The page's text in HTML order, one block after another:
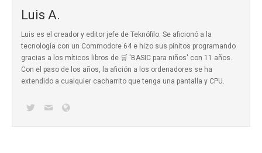
Luis A.
Luis es el creador y editor jefe de Teknófilo. Se aficionó a la
tecnología con un Commodore 64 e hizo sus pinitos programando
gracias a los míticos libros de 🛒 'BASIC para niños' con 11 años.
Con el paso de los años, la afición a los ordenadores se ha
extendido a cualquier cacharrito que tenga una pantalla y CPU.